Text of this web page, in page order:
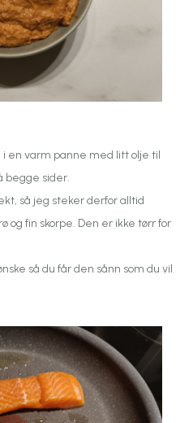
en varm panne med litt olje til
begge sider.
så jeg steker derfor alltid
og fin skorpe. Den er ikke tørr for
så du får den sånn som du vil